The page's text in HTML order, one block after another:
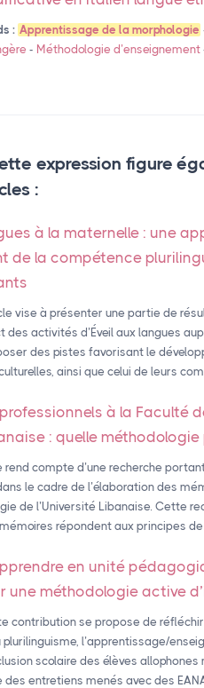
: Apprentissage de la morphologie
- Méthodologie d’enseignement
expression figure
:
à la maternelle : une
de la compétence
vise à présenter une partie de
des activités d’Éveil aux langues
des pistes favorisant le
ainsi que celui de leurs
à la Faculté
: quelle
rend compte d’une recherche
le cadre de l’élaboration des
de l’Université Libanaise. Cette
répondent aux principes de
en unité
une méthodologie active
contribution se propose de
l’apprentissage/
scolaire des élèves allophones
des entretiens menés avec des